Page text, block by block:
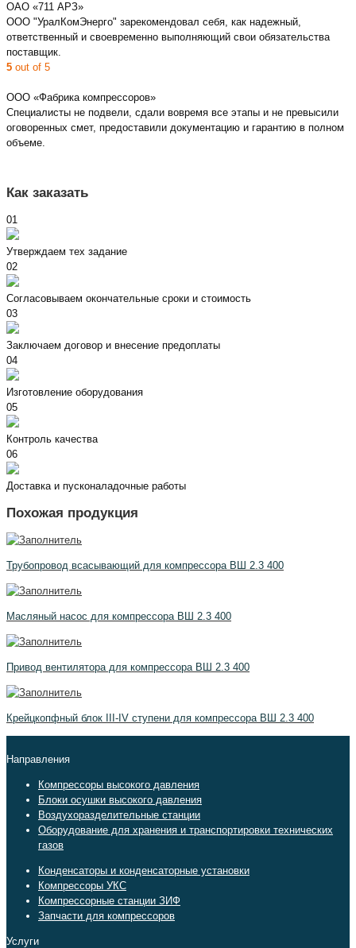
ОАО «711 АРЗ»
ООО "УралКомЭнерго" зарекомендовал себя, как надежный,
ответственный и своевременно выполняющий свои обязательства
поставщик.
5 out of 5
ООО «Фабрика компрессоров»
Специалисты не подвели, сдали вовремя все этапы и не превысили
оговоренных смет, предоставили документацию и гарантию в полном
объеме.
Как заказать
01
Утверждаем тех задание
02
Согласовываем окончательные сроки и стоимость
03
Заключаем договор и внесение предоплаты
04
Изготовление оборудования
05
Контроль качества
06
Доставка и пусконаладочные работы
Похожая продукция
Трубопровод всасывающий для компрессора ВШ 2.3 400
Масляный насос для компрессора ВШ 2.3 400
Привод вентилятора для компрессора ВШ 2.3 400
Крейцкопфный блок III-IV ступени для компрессора ВШ 2.3 400
Направления
Компрессоры высокого давления
Блоки осушки высокого давления
Воздухоразделительные станции
Оборудование для хранения и транспортировки технических
газов
Конденсаторы и конденсаторные установки
Компрессоры УКС
Компрессорные станции ЗИФ
Запчасти для компрессоров
Услуги